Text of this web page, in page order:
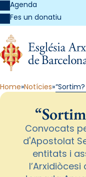
Agenda
Fes un donatiu
Home Notícies
Convocats
d'Apostolat
entitats i